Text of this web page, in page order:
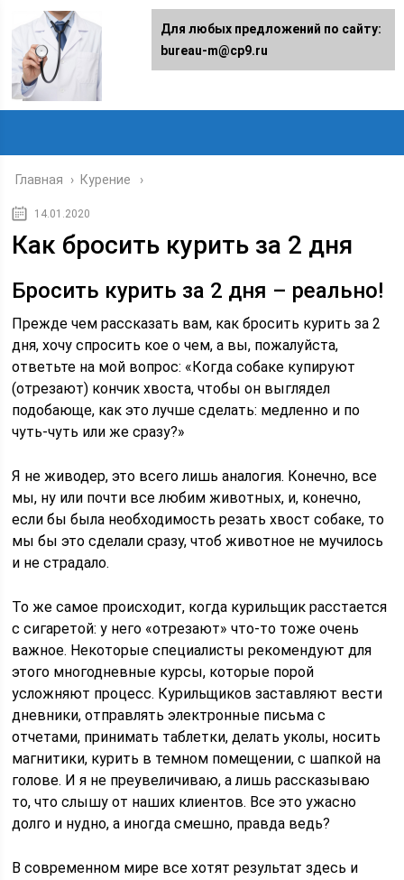
Главная › Курение
14.01.2020
Как бросить курить за 2 дня
Бросить курить за 2 дня – реально!
Прежде чем рассказать вам, как бросить курить за 2
дня, хочу спросить кое о чем, а вы, пожалуйста,
ответьте на мой вопрос: «Когда собаке купируют
(отрезают) кончик хвоста, чтобы он выглядел
подобающе, как это лучше сделать: медленно и по
чуть-чуть или же сразу?»
Я не живодер, это всего лишь аналогия. Конечно, все
мы, ну или почти все любим животных, и, конечно,
если бы была необходимость резать хвост собаке, то
мы бы это сделали сразу, чтоб животное не мучилось
и не страдало.
То же самое происходит, когда курильщик расстается
с сигаретой: у него «отрезают» что-то тоже очень
важное. Некоторые специалисты рекомендуют для
этого многодневные курсы, которые порой
усложняют процесс. Курильщиков заставляют вести
дневники, отправлять электронные письма с
отчетами, принимать таблетки, делать уколы, носить
магнитики, курить в темном помещении, с шапкой на
голове. И я не преувеличиваю, а лишь рассказываю
то, что слышу от наших клиентов. Все это ужасно
долго и нудно, а иногда смешно, правда ведь?
В современном мире все хотят результат здесь и
Для любых предложений по сайту:
bureau-m@cp9.ru